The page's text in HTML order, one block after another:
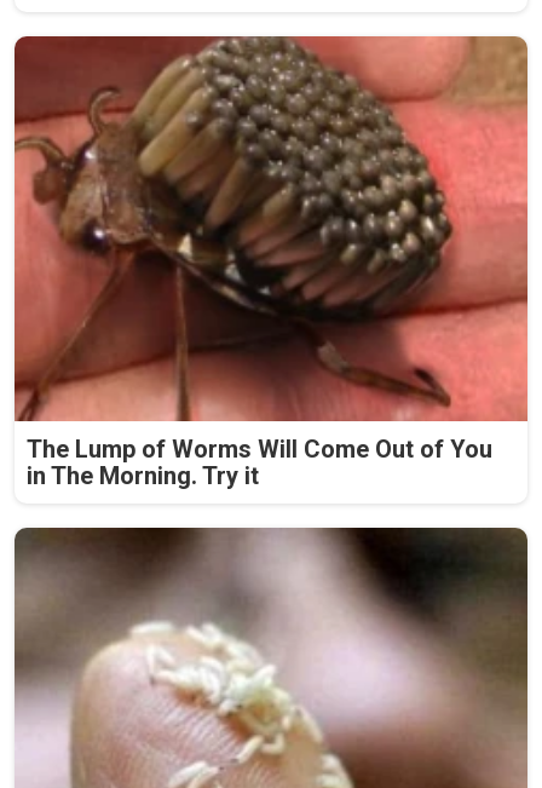
The Lump of Worms Will Come Out of You
in The Morning. Try it